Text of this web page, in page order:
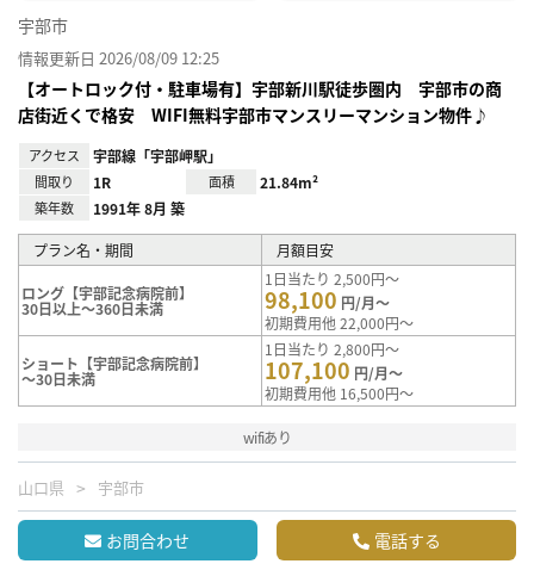
宇部市
情報更新日 2026/08/09 12:25
【オートロック付・駐車場有】宇部新川駅徒歩圏内 宇部市の商
店街近くで格安 WIFI無料宇部市マンスリーマンション物件♪
アクセス 宇部線「宇部岬駅」
間取り 1R 面積 21.84m²
築年数 1991年 8月 築
プラン名・期間 月額目安
ロング【宇部記念病院前】
30日以上～360日未満
1日当たり 2,500円～
98,100 円/月～
初期費用他 22,000円～
ショート【宇部記念病院前】
～30日未満
1日当たり 2,800円～
107,100 円/月～
初期費用他 16,500円～
wifiあり
山口県 宇部市
お問合わせ 電話する